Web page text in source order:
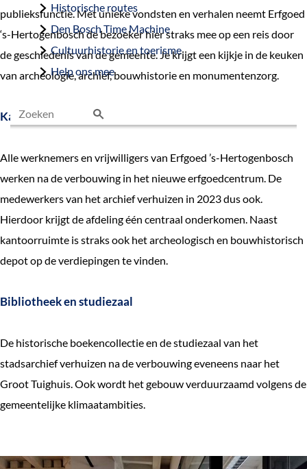
Historische routes
Den Bosch Time Machine
Cultuurhistorie en toerisme
Help ons mee
o
e
k
e
n
publieksfunctie. Met unieke vondsten en verhalen neemt Erfgoed
‘s-Hertogenbosch de bezoeker hier straks mee op een reis door
de geschiedenis van de gemeente. Je krijgt een kijkje in de keuken
van archeologie, archief, bouwhistorie en monumentenzorg.
Kantoor en depot
Alle werknemers en vrijwilligers van Erfgoed ’s-Hertogenbosch
werken na de verbouwing in het nieuwe erfgoedcentrum. De
medewerkers van het archief verhuizen in 2023 dus ook.
Hierdoor krijgt de afdeling één centraal onderkomen. Naast
kantoorruimte is straks ook het archeologisch en bouwhistorisch
depot op de verdiepingen te vinden.
Bibliotheek en studiezaal
De historische boekencollectie en de studiezaal van het
stadsarchief verhuizen na de verbouwing eveneens naar het
Groot Tuighuis. Ook wordt het gebouw verduurzaamd volgens de
gemeentelijke klimaatambities.